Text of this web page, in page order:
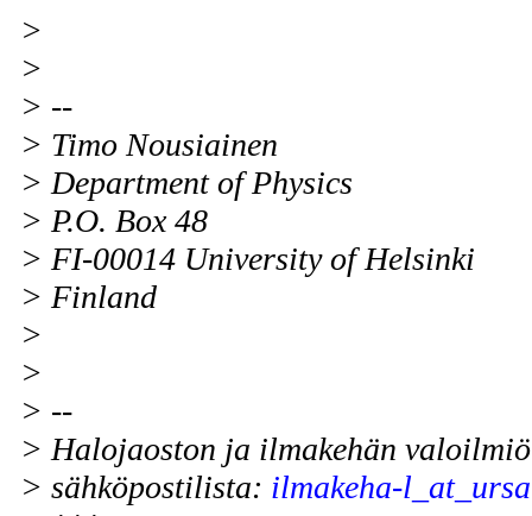
>
>
> --
> Timo Nousiainen
> Department of Physics
> P.O. Box 48
> FI-00014 University of Helsinki
> Finland
>
>
> --
> Halojaoston ja ilmakehän
> sähköpostilista: ilmakeha-